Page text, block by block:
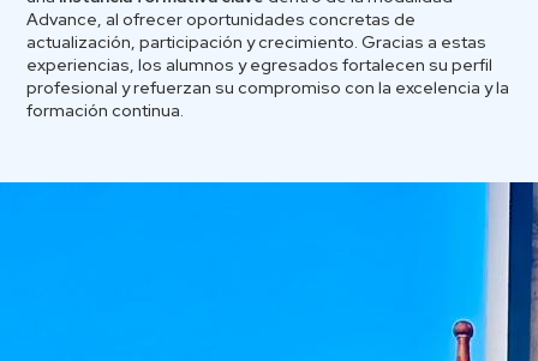
Advance, al ofrecer oportunidades concretas de
actualización, participación y crecimiento. Gracias a estas
experiencias, los alumnos y egresados fortalecen su perfil
profesional y refuerzan su compromiso con la excelencia y la
formación continua.